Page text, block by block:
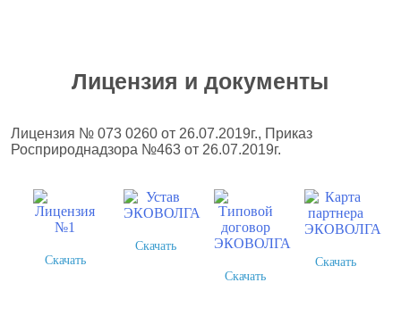
Лицензия и документы
Лицензия № 073 0260 от 26.07.2019г., Приказ
Росприроднадзора №463 от 26.07.2019г.
Скачать
Скачать
Скачать
Скачать